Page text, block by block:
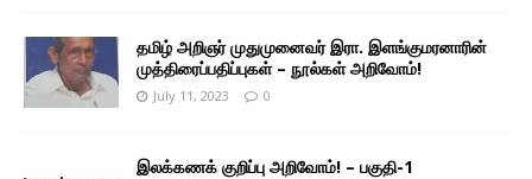
தமிழ் அறிஞர் முதுமுனைவர் இரா. இளங்குமரனாரின்
முத்திரைப்பதிப்புகள் – நூல்கள் அறிவோம்!
July 11, 2023 0
இலக்கணக் குறிப்பு அறிவோம்! – பகுதி-1